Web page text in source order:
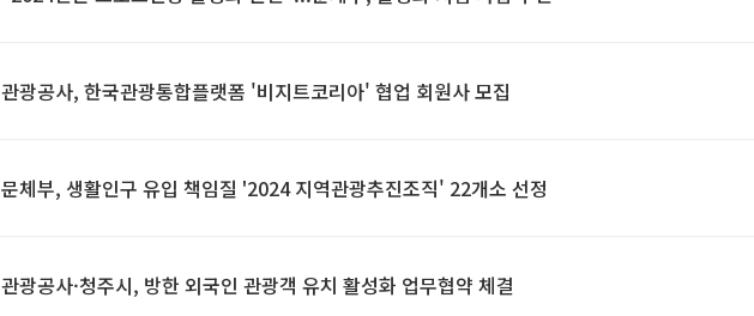
관광공사, 한국관광통합플랫폼 '비지트코리아' 협업 회원사 모집
문체부, 생활인구 유입 책임질 '2024 지역관광추진조직' 22개소 선정
관광공사·청주시, 방한 외국인 관광객 유치 활성화 업무협약 체결